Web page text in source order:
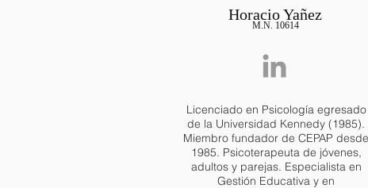
Horacio Yañez
M.N. 10614
Licenciado en Psicología egresado
de la Universidad Kennedy (1985).
Miembro fundador de CEPAP desde
1985. Psicoterapeuta de jóvenes,
adultos y parejas. Especialista en
Gestión Educativa y en